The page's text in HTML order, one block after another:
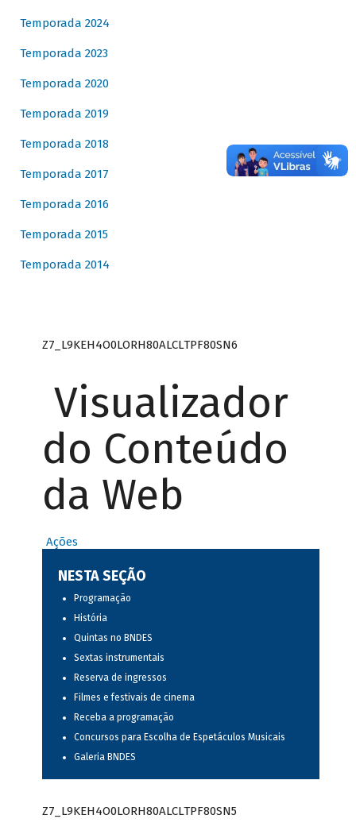
Temporada 2024
Temporada 2023
Temporada 2020
Temporada 2019
Temporada 2018
Temporada 2017
Temporada 2016
Temporada 2015
Temporada 2014
Z7_L9KEH4O0LORH80ALCLTPF80SN6
Visualizador
do Conteúdo
da Web
Ações
NESTA SEÇÃO
Programação
História
Quintas no BNDES
Sextas instrumentais
Reserva de ingressos
Filmes e festivais de cinema
Receba a programação
Concursos para Escolha de Espetáculos Musicais
Galeria BNDES
Z7_L9KEH4O0LORH80ALCLTPF80SN5